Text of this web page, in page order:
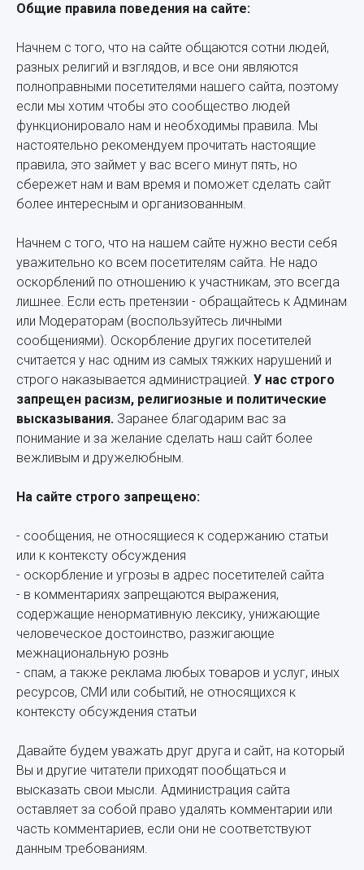
Общие правила поведения на сайте:
Начнем с того, что на сайте общаются сотни людей,
разных религий и взглядов, и все они являются
полноправными посетителями нашего сайта, поэтому
если мы хотим чтобы это сообщество людей
функционировало нам и необходимы правила. Мы
настоятельно рекомендуем прочитать настоящие
правила, это займет у вас всего минут пять, но
сбережет нам и вам время и поможет сделать сайт
более интересным и организованным.
Начнем с того, что на нашем сайте нужно вести себя
уважительно ко всем посетителям сайта. Не надо
оскорблений по отношению к участникам, это всегда
лишнее. Если есть претензии - обращайтесь к Админам
или Модераторам (воспользуйтесь личными
сообщениями). Оскорбление других посетителей
считается у нас одним из самых тяжких нарушений и
строго наказывается администрацией. У нас строго
запрещен расизм, религиозные и политические
высказывания. Заранее благодарим вас за
понимание и за желание сделать наш сайт более
вежливым и дружелюбным.
На сайте строго запрещено:
- сообщения, не относящиеся к содержанию статьи
или к контексту обсуждения
- оскорбление и угрозы в адрес посетителей сайта
- в комментариях запрещаются выражения,
содержащие ненормативную лексику, унижающие
человеческое достоинство, разжигающие
межнациональную рознь
- спам, а также реклама любых товаров и услуг, иных
ресурсов, СМИ или событий, не относящихся к
контексту обсуждения статьи
Давайте будем уважать друг друга и сайт, на который
Вы и другие читатели приходят пообщаться и
высказать свои мысли. Администрация сайта
оставляет за собой право удалять комментарии или
часть комментариев, если они не соответствуют
данным требованиям.